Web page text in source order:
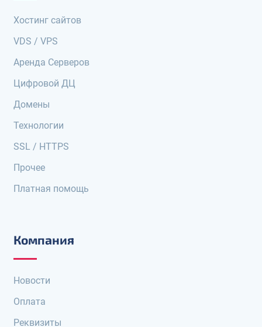
Хостинг сайтов
VDS / VPS
Аренда Серверов
Цифровой ДЦ
Домены
Технологии
SSL / HTTPS
Прочее
Платная помощь
Компания
Новости
Оплата
Реквизиты